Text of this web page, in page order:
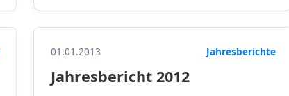
01.01.2013 Jahresberichte
Jahresbericht 2012